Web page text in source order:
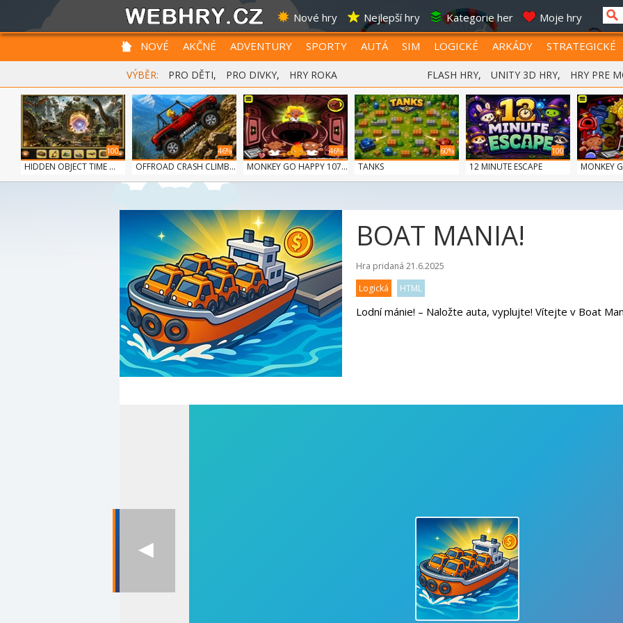
Nové hry Nejlepší hry Kategorie her Moje hry
NOVÉ AKČNÉ ADVENTURY SPORTY AUTÁ SIM LOGICKÉ ARKÁDY STRATEGICKÉ
VÝBĚR: PRO DĚTI, PRO DIVKY, HRY ROKA FLASH HRY, UNITY 3D HRY, HRY PRE
100
HIDDEN OBJECT TIME ...
46%
OFFROAD CRASH CLIMB...
46%
MONKEY GO HAPPY 107...
60%
TANKS
100
12 MINUTE ESCAPE MONKEY
BOAT MANIA!
Hra pridaná 21.6.2025
Logická
HTML
Lodní mánie! – Naložte auta, vyplujte! Vítejte v Boat